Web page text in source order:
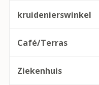
Cabrerolles
Cailhau
kruidenierswinkel
Café/Terras
Ziekenhuis